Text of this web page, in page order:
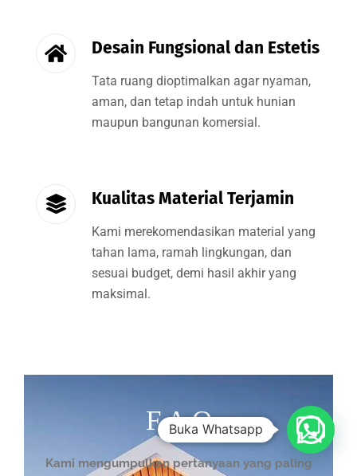
Desain Fungsional dan Estetis
Tata ruang dioptimalkan agar nyaman,
aman, dan tetap indah untuk hunian
maupun bangunan komersial.
Kualitas Material Terjamin
Kami merekomendasikan material yang
tahan lama, ramah lingkungan, dan
sesuai budget, demi hasil akhir yang
maksimal.
F A Q
Kami mengumpulkan pertanyaan yang paling
Buka Whatsapp